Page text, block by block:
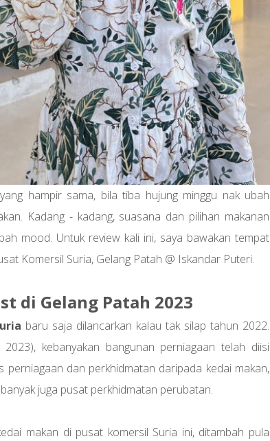
hampir sama, bila tiba hujung minggu nak ubah
Kadang - kadang, suasana dan pilihan makanan
mood. Untuk review kali ini, saya bawakan tempat
Komersil Suria, Gelang Patah @ Iskandar Puteri.
di Gelang Patah 2023
baru saja dilancarkan kalau tak silap tahun 2022.
kebanyakan bangunan perniagaan telah diisi
perniagaan dan perkhidmatan daripada kedai makan,
juga pusat perkhidmatan perubatan.
makan di pusat komersil Suria ini, ditambah pula